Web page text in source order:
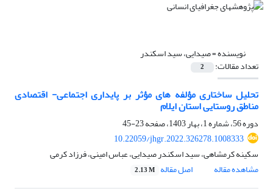
نویسنده =صیدایی، سید اسکندر
تعداد مقالات: 2
تحلیل ساختاری مؤلفه های مؤثر بر پایداری اجتماعی- اقتصادی
مناطق روستایی استان ایلام
دوره 56، شماره 1، بهار 1403، صفحه
23-45
10.22059/jhgr.2022.326278.1008333
سکینه کرمشاهی، سید اسکندر صیدایی، عباس امینی، فرزاد کرمی
مشاهده مقاله
اصل مقاله 2.13 M